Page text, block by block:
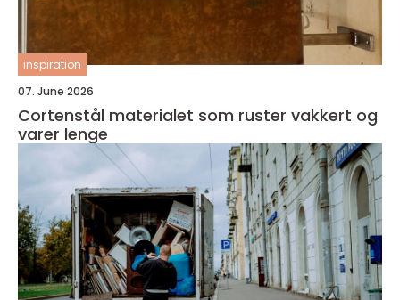
inspiration
07. June 2026
Cortenstål materialet som ruster vakkert og
varer lenge